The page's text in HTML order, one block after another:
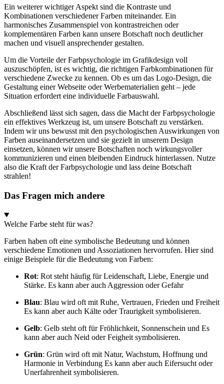
Ein weiterer wichtiger Aspekt sind die Kontraste und
Kombinationen verschiedener Farben miteinander. Ein
harmonisches Zusammenspiel von kontrastreichen oder
komplementären Farben kann unsere Botschaft noch deutlicher
machen und visuell ansprechender gestalten.
Um die Vorteile der Farbpsychologie im Grafikdesign voll
auszuschöpfen, ist es wichtig, die richtigen Farbkombinationen für
verschiedene Zwecke zu kennen. Ob es um das Logo-Design, die
Gestaltung einer Webseite oder Werbematerialien geht – jede
Situation erfordert eine individuelle Farbauswahl.
Abschließend lässt sich sagen, dass die Macht der Farbpsychologie
ein effektives Werkzeug ist, um unsere Botschaft zu verstärken.
Indem wir uns bewusst mit den psychologischen Auswirkungen von
Farben auseinandersetzen und sie gezielt in unserem Design
einsetzen, können wir unsere Botschaften noch wirkungsvoller
kommunizieren und einen bleibenden Eindruck hinterlassen. Nutze
also die Kraft der Farbpsychologie und lass deine Botschaft
strahlen!
Das Fragen mich andere
Welche Farbe steht für was?
Farben haben oft eine symbolische Bedeutung und können
verschiedene Emotionen und Assoziationen hervorrufen. Hier sind
einige Beispiele für die Bedeutung von Farben:
Rot: Rot steht häufig für Leidenschaft, Liebe, Energie und
Stärke. Es kann aber auch Aggression oder Gefahr
Blau: Blau wird oft mit Ruhe, Vertrauen, Frieden und Freiheit
Es kann aber auch Kälte oder Traurigkeit symbolisieren.
Gelb: Gelb steht oft für Fröhlichkeit, Sonnenschein und Es
kann aber auch Neid oder Feigheit symbolisieren.
Grün: Grün wird oft mit Natur, Wachstum, Hoffnung und
Harmonie in Verbindung Es kann aber auch Eifersucht oder
Unerfahrenheit symbolisieren.